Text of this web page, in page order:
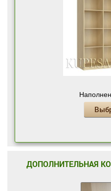
ДОПОЛНИТЕЛЬНАЯ